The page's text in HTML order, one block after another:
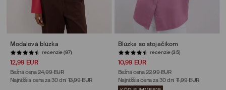
Modalová blúzka
recenzie (97)
12,99 EUR
Bežná cena 24,99 EUR
Najnižšia cena za 30 dní 13,99 EUR
Blúzka so stojačikom
recenzie (35)
10,99 EUR
Bežná cena 22,99 EUR
Najnižšia cena za 30 dní 11,99 EUR